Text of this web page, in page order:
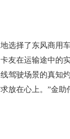
选择了东风商用
友在运输途中的
驾驶场景的真知
放在心上。”金